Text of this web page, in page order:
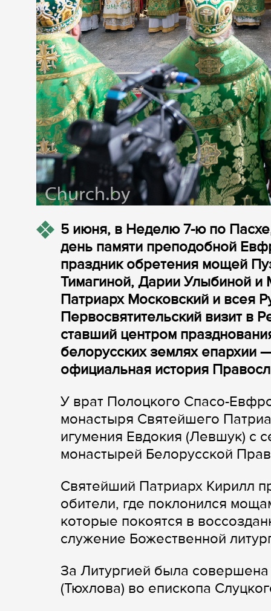
5 июня, в Неделю 7-ю по
день памяти преподобной
праздник обретения мощей
Тимагиной, Дарии Улыбиной и
Патриарх Московский и всея
Первосвятительский визит в
ставший центром
белорусских землях епархии
официальная история
У врат Полоцкого Спасо-
монастыря Святейшего
игумения Евдокия (Левшук) с
монастырей Белорусской
Святейший Патриарх Кирилл
обители, где поклонился
которые покоятся в
служение Божественной
За Литургией была
(Тюхлова) во епископа